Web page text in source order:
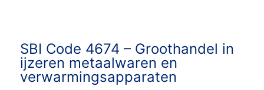
SBI Code 4674 – Groothandel in
ijzeren metaalwaren en
verwarmingsapparaten